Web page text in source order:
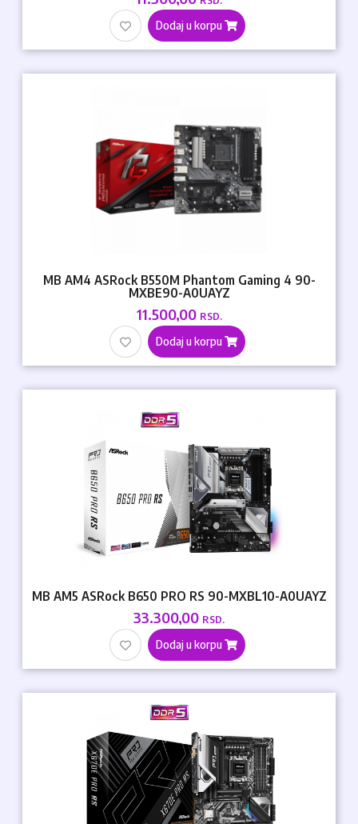
Dodaj u korpu
MB AM4 ASRock B550M Phantom Gaming 4 90-
MXBE90-A0UAYZ
11.500,00 RSD.
Dodaj u korpu
MB AM5 ASRock B650 PRO RS 90-MXBL10-A0UAYZ
33.300,00 RSD.
Dodaj u korpu